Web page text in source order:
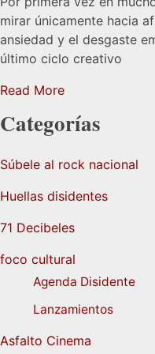
mirar únicamente hacia
ansiedad y el desgaste
último ciclo creativo
Read More
Categorías
Súbele al rock nacional
Huellas disidentes
71 Decibeles
foco cultural
Agenda Disidente
Lanzamientos
Asfalto Cinema